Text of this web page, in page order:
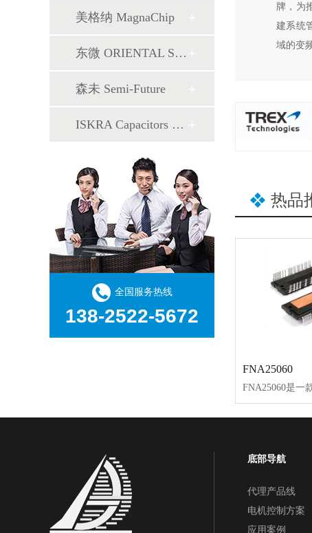
美格纳 MagnaChip
东微 ORIENTAL SEMI
森未 Semi-Future
ISKRA Capacitors 电容器
全国服务热线
138-2522-5672
牌，为
建系统
域的变
热品
FNA25060
底部导航
代理产品线
电机控制方案
应用案例